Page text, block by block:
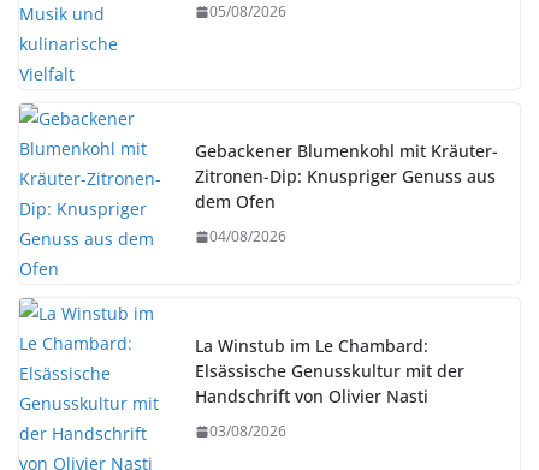
05/08/2026
Gebackener Blumenkohl mit Kräuter-
Zitronen-Dip: Knuspriger Genuss aus
dem Ofen
04/08/2026
La Winstub im Le Chambard:
Elsässische Genusskultur mit der
Handschrift von Olivier Nasti
03/08/2026